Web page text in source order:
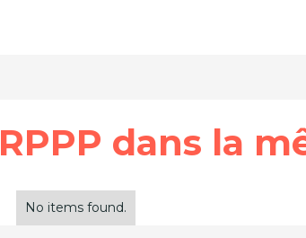
RPPP dans la
No items found.